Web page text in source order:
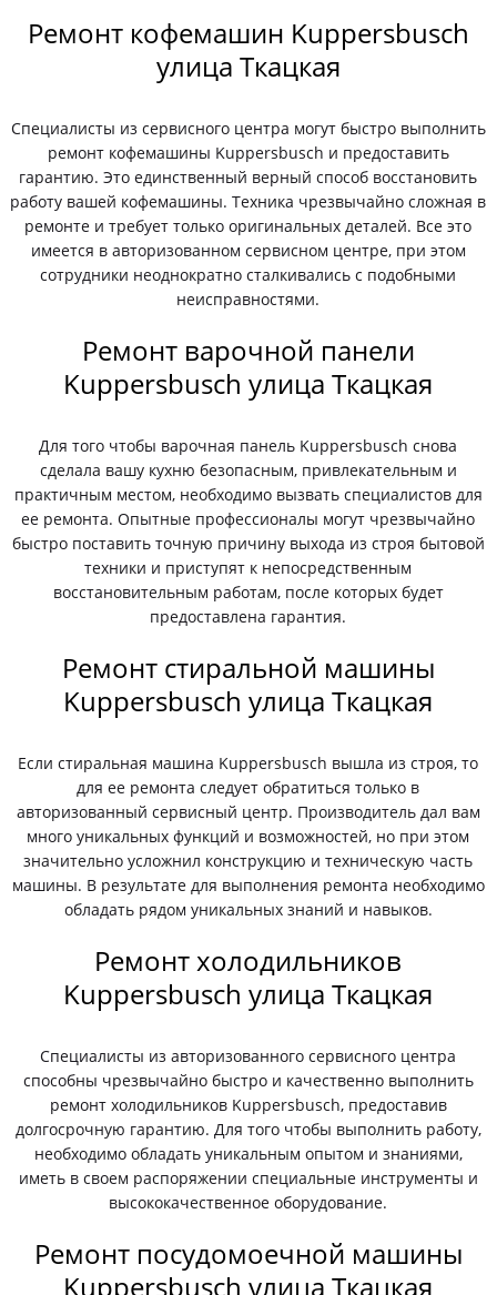
Ремонт кофемашин Kuppersbusch
улица Ткацкая
Специалисты из сервисного центра могут быстро выполнить
ремонт кофемашины Kuppersbusch и предоставить
гарантию. Это единственный верный способ восстановить
работу вашей кофемашины. Техника чрезвычайно сложная в
ремонте и требует только оригинальных деталей. Все это
имеется в авторизованном сервисном центре, при этом
сотрудники неоднократно сталкивались с подобными
неисправностями.
Ремонт варочной панели
Kuppersbusch улица Ткацкая
Для того чтобы варочная панель Kuppersbusch снова
сделала вашу кухню безопасным, привлекательным и
практичным местом, необходимо вызвать специалистов для
ее ремонта. Опытные профессионалы могут чрезвычайно
быстро поставить точную причину выхода из строя бытовой
техники и приступят к непосредственным
восстановительным работам, после которых будет
предоставлена гарантия.
Ремонт стиральной машины
Kuppersbusch улица Ткацкая
Если стиральная машина Kuppersbusch вышла из строя, то
для ее ремонта следует обратиться только в
авторизованный сервисный центр. Производитель дал вам
много уникальных функций и возможностей, но при этом
значительно усложнил конструкцию и техническую часть
машины. В результате для выполнения ремонта необходимо
обладать рядом уникальных знаний и навыков.
Ремонт холодильников
Kuppersbusch улица Ткацкая
Специалисты из авторизованного сервисного центра
способны чрезвычайно быстро и качественно выполнить
ремонт холодильников Kuppersbusch, предоставив
долгосрочную гарантию. Для того чтобы выполнить работу,
необходимо обладать уникальным опытом и знаниями,
иметь в своем распоряжении специальные инструменты и
высококачественное оборудование.
Ремонт посудомоечной машины
Kuppersbusch улица Ткацкая